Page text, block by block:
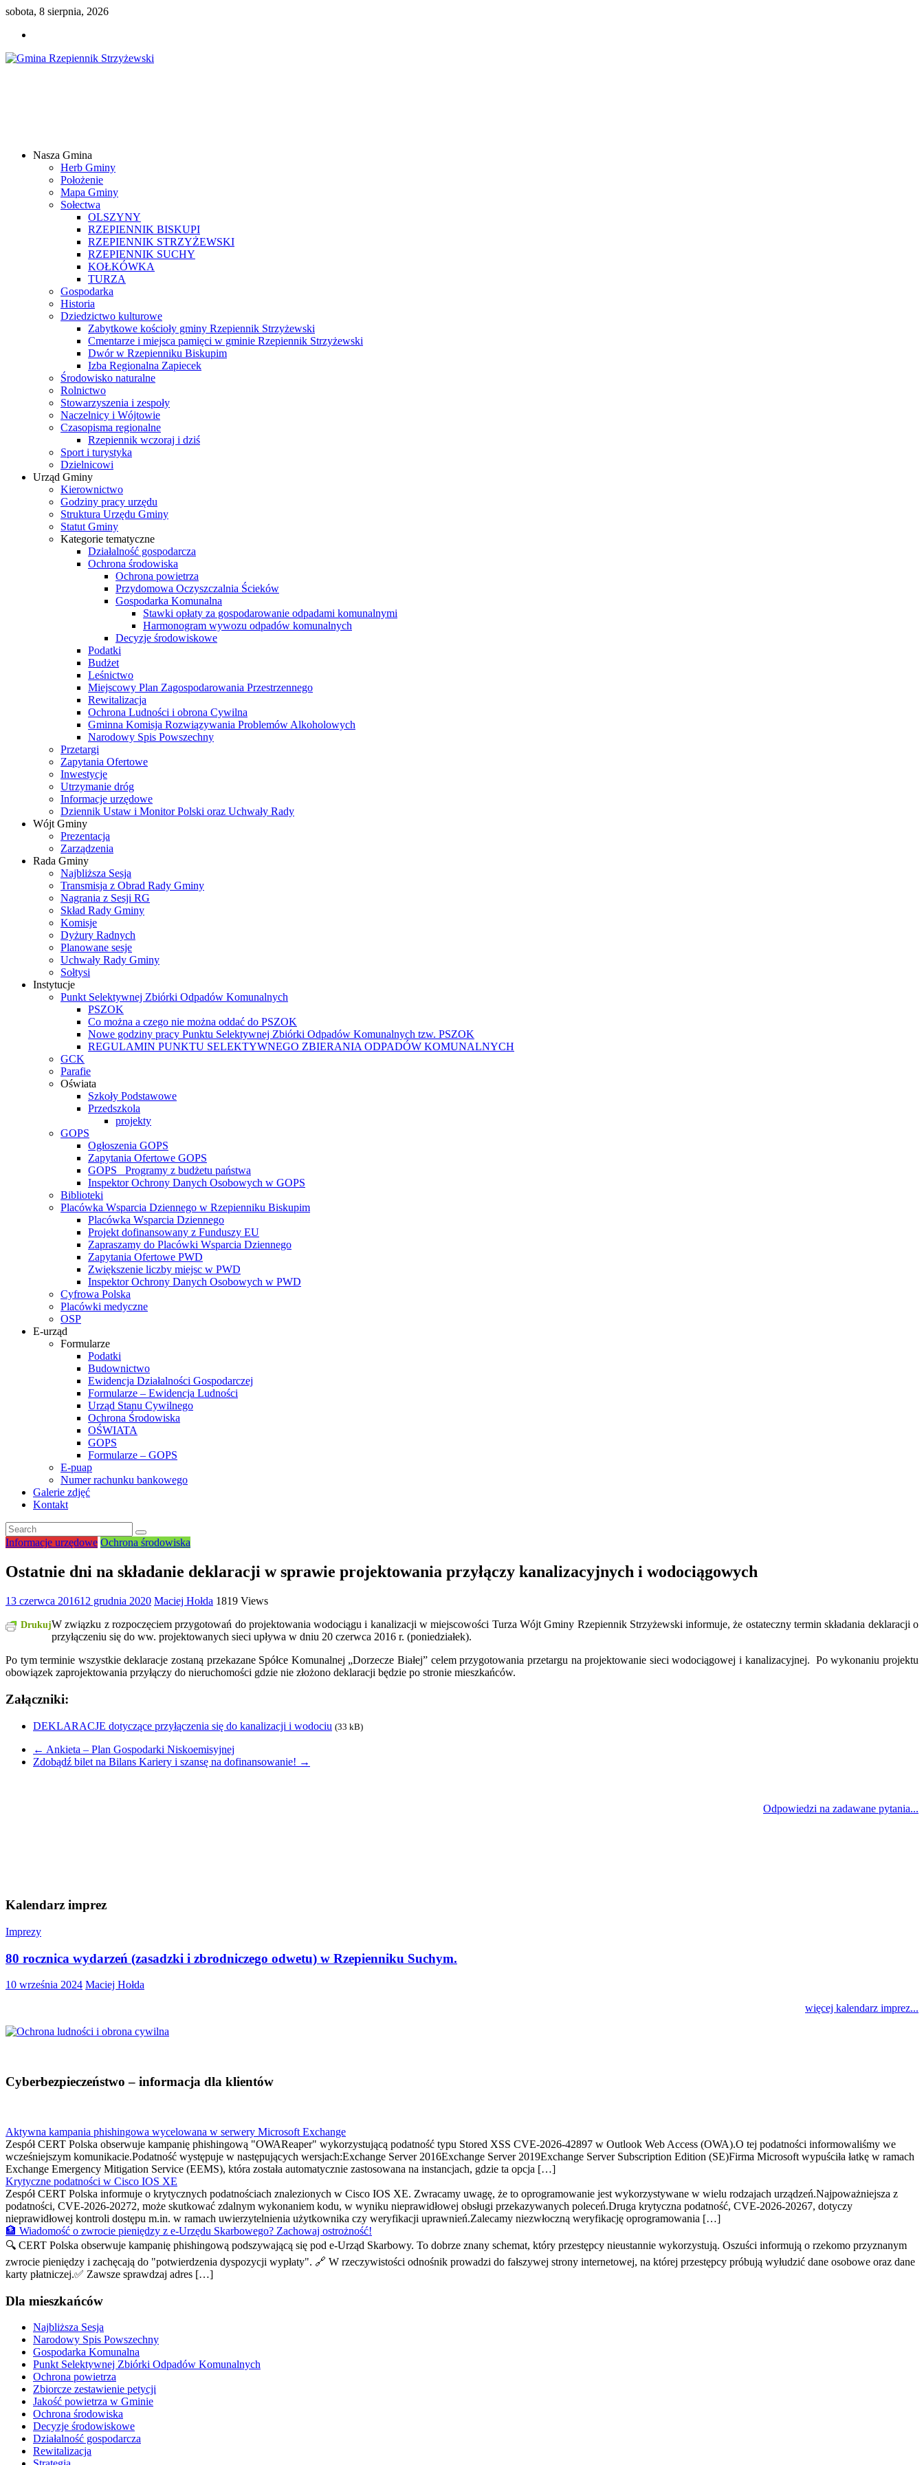
sobota, 8 sierpnia, 2026
Samorządowy
Internetowy
Nasza Gmina
Herb Gminy
Położenie
Mapa Gminy
Sołectwa
OLSZYNY
RZEPIENNIK BISKUPI
RZEPIENNIK STRZYŻEWSKI
RZEPIENNIK SUCHY
KOŁKÓWKA
TURZA
Gospodarka
Historia
Dziedzictwo kulturowe
Zabytkowe kościoły gminy Rzepiennik Strzyżewski
Cmentarze i miejsca pamięci w gminie Rzepiennik Strzyżewski
Dwór w Rzepienniku Biskupim
Izba Regionalna Zapiecek
Środowisko naturalne
Rolnictwo
Stowarzyszenia i zespoły
Naczelnicy i Wójtowie
Czasopisma regionalne
Rzepiennik wczoraj i dziś
Sport i turystyka
Dzielnicowi
Urząd Gminy
Kierownictwo
Godziny pracy urzędu
Struktura Urzędu Gminy
Statut Gminy
Kategorie tematyczne
Działalność gospodarcza
Ochrona środowiska
Ochrona powietrza
Przydomowa Oczyszczalnia Ścieków
Gospodarka Komunalna
Stawki opłaty za gospodarowanie odpadami komunalnymi
Harmonogram wywozu odpadów komunalnych
Decyzje środowiskowe
Podatki
Budżet
Leśnictwo
Miejscowy Plan Zagospodarowania Przestrzennego
Rewitalizacja
Ochrona Ludności i obrona Cywilna
Gminna Komisja Rozwiązywania Problemów Alkoholowych
Narodowy Spis Powszechny
Przetargi
Zapytania Ofertowe
Inwestycje
Utrzymanie dróg
Informacje urzędowe
Dziennik Ustaw i Monitor Polski oraz Uchwały Rady
Wójt Gminy
Prezentacja
Zarządzenia
Rada Gminy
Najbliższa Sesja
Transmisja z Obrad Rady Gminy
Nagrania z Sesji RG
Skład Rady Gminy
Komisje
Dyżury Radnych
Planowane sesje
Uchwały Rady Gminy
Sołtysi
Instytucje
Punkt Selektywnej Zbiórki Odpadów Komunalnych
PSZOK
Co można a czego nie można oddać do PSZOK
Nowe godziny pracy Punktu Selektywnej Zbiórki Odpadów Komunalnych tzw. PSZOK
REGULAMIN PUNKTU SELEKTYWNEGO ZBIERANIA ODPADÓW KOMUNALNYCH
GCK
Parafie
Oświata
Szkoły Podstawowe
Przedszkola
projekty
GOPS
Ogłoszenia GOPS
Zapytania Ofertowe GOPS
GOPS_ Programy z budżetu państwa
Inspektor Ochrony Danych Osobowych w GOPS
Biblioteki
Placówka Wsparcia Dziennego w Rzepienniku Biskupim
Placówka Wsparcia Dziennego
Projekt dofinansowany z Funduszy EU
Zapraszamy do Placówki Wsparcia Dziennego
Zapytania Ofertowe PWD
Zwiększenie liczby miejsc w PWD
Inspektor Ochrony Danych Osobowych w PWD
Cyfrowa Polska
Placówki medyczne
OSP
E-urząd
Formularze
Podatki
Budownictwo
Ewidencja Działalności Gospodarczej
Formularze – Ewidencja Ludności
Urząd Stanu Cywilnego
Ochrona Środowiska
OŚWIATA
GOPS
Formularze – GOPS
E-puap
Numer rachunku bankowego
Galerie zdjęć
Kontakt
Informacje urzędowe Ochrona środowiska
Ostatnie dni na składanie deklaracji w sprawie projektowania przyłączy kanalizacyjnych i wodociągowych
13 czerwca 201612 grudnia 2020 Maciej Hołda 1819 Views
DrukujW związku z rozpoczęciem przygotowań do projektowania wodociągu i kanalizacji w miejscowości Turza Wójt Gminy Rzepiennik Strzyżewski informuje, że ostateczny termin składania deklaracji o
przyłączeniu się do ww. projektowanych sieci upływa w dniu 20 czerwca 2016 r. (poniedziałek).
Po tym terminie wszystkie deklaracje zostaną przekazane Spółce Komunalnej „Dorzecze Białej” celem przygotowania przetargu na projektowanie sieci wodociągowej i kanalizacyjnej. Po wykonaniu projektu
obowiązek zaprojektowania przyłączy do nieruchomości gdzie nie złożono deklaracji będzie po stronie mieszkańców.
Załączniki:
DEKLARACJE dotyczące przyłączenia się do kanalizacji i wodociu (33 kB)
← Ankieta – Plan Gospodarki Niskoemisyjnej
Zdobądź bilet na Bilans Kariery i szansę na dofinansowanie! →
Odpowiedzi na zadawane pytania...
Kalendarz imprez
Imprezy
80 rocznica wydarzeń (zasadzki i zbrodniczego odwetu) w Rzepienniku Suchym.
10 września 2024 Maciej Hołda
więcej kalendarz imprez...
Cyberbezpieczeństwo – informacja dla klientów
Aktywna kampania phishingowa wycelowana w serwery Microsoft Exchange
Zespół CERT Polska obserwuje kampanię phishingową "OWAReaper" wykorzystującą podatność typu Stored XSS CVE-2026-42897 w Outlook Web Access (OWA).O tej podatności informowaliśmy we
wcześniejszym komunikacie.Podatność występuje w następujących wersjach:Exchange Server 2016Exchange Server 2019Exchange Server Subscription Edition (SE)Firma Microsoft wypuściła łatkę w ramach
Exchange Emergency Mitigation Service (EEMS), która została automatycznie zastosowana na instancjach, gdzie ta opcja […]
Krytyczne podatności w Cisco IOS XE
Zespół CERT Polska informuje o krytycznych podatnościach znalezionych w Cisco IOS XE. Zwracamy uwagę, że to oprogramowanie jest wykorzystywane w wielu rodzajach urządzeń.Najpoważniejsza z
podatności, CVE-2026-20272, może skutkować zdalnym wykonaniem kodu, w wyniku nieprawidłowej obsługi przekazywanych poleceń.Druga krytyczna podatność, CVE-2026-20267, dotyczy
nieprawidłowej kontroli dostępu m.in. w ramach uwierzytelnienia użytkownika czy weryfikacji uprawnień.Zalecamy niezwłoczną weryfikację oprogramowania […]
🏦 Wiadomość o zwrocie pieniędzy z e-Urzędu Skarbowego? Zachowaj ostrożność!
🔍 CERT Polska obserwuje kampanię phishingową podszywającą się pod e-Urząd Skarbowy. To dobrze znany schemat, który przestępcy nieustannie wykorzystują. Oszuści informują o rzekomo przyznanym
zwrocie pieniędzy i zachęcają do "potwierdzenia dyspozycji wypłaty". 🔗 W rzeczywistości odnośnik prowadzi do fałszywej strony internetowej, na której przestępcy próbują wyłudzić dane osobowe oraz dane
karty płatniczej.✅ Zawsze sprawdzaj adres […]
Dla mieszkańców
Najbliższa Sesja
Narodowy Spis Powszechny
Gospodarka Komunalna
Punkt Selektywnej Zbiórki Odpadów Komunalnych
Ochrona powietrza
Zbiorcze zestawienie petycji
Jakość powietrza w Gminie
Ochrona środowiska
Decyzje środowiskowe
Działalność gospodarcza
Rewitalizacja